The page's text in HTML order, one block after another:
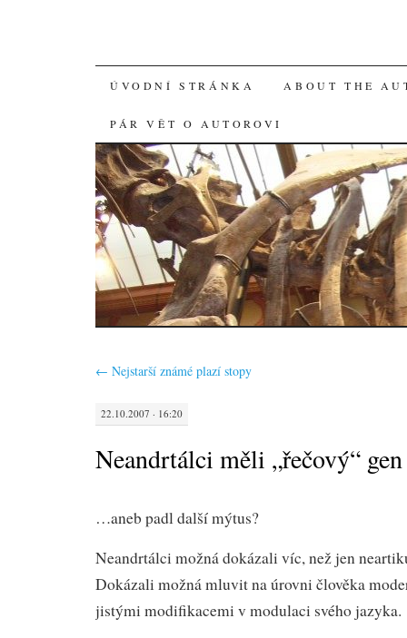
SKIP
TO
CONTENT
ÚVODNÍ STRÁNKA ABOUT THE
PÁR VĚT O AUTOROVI
← Nejstarší známé plazí stopy
22.10.2007 · 16:20
Neandrtálci měli „řečový“ gen
…aneb padl další mýtus?
Neandrtálci možná dokázali víc, než jen
Dokázali možná mluvit na úrovni člověka
jistými modifikacemi v modulaci svého jazyka.